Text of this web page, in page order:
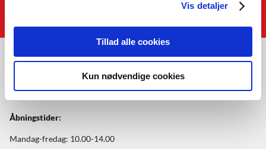
Vis detaljer
Tillad alle cookies
Kun nødvendige cookies
Åbningstider:
Mandag-fredag: 10.00-14.00